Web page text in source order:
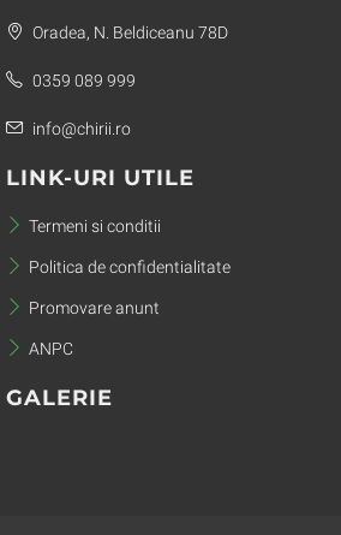
Oradea, N. Beldiceanu 78D
0359 089 999
info@chirii.ro
LINK-URI UTILE
Termeni si conditii
Politica de confidentialitate
Promovare anunt
ANPC
GALERIE